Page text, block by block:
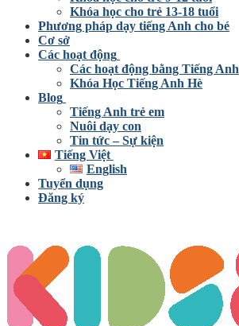
Khóa học cho trẻ 13-18 tuổi
Phương pháp dạy tiếng Anh cho bé
Cơ sở
Các hoạt động
Các hoạt động bằng Tiếng Anh
Khóa Học Tiếng Anh Hè
Blog
Tiếng Anh trẻ em
Nuôi dạy con
Tin tức – Sự kiện
Tiếng Việt
English
Tuyển dụng
Đăng ký